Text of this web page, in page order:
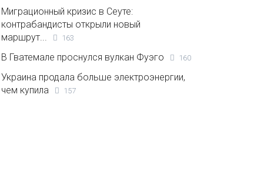
Миграционный кризис в Сеуте:
контрабандисты открыли новый
маршрут...
163
В Гватемале проснулся вулкан Фуэго 160
Украина продала больше электроэнергии,
чем купила
157